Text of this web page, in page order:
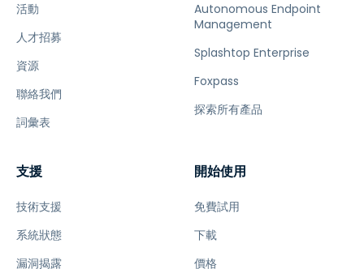
活動
人才招募
資源
聯絡我們
詞彙表
Autonomous Endpoint
Management
Splashtop Enterprise
Foxpass
探索所有產品
支援
技術支援
系統狀態
漏洞揭露
開始使用
免費試用
下載
價格